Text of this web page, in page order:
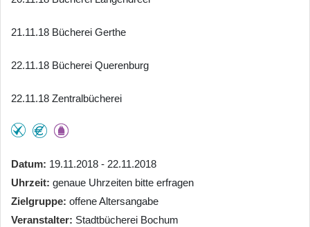
21.11.18 Bücherei Gerthe
22.11.18 Bücherei Querenburg
22.11.18 Zentralbücherei
Datum 19.11.2018 - 22.11.2018
Uhrzeit genaue Uhrzeiten bitte erfragen
Zielgruppe offene Altersangabe
Veranstalter Stadtbücherei Bochum